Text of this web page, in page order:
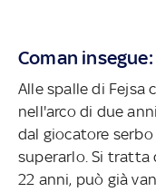
Coman
Alle spalle di Fejsa
nell'arco di due
dal giocatore
superarlo. Si tratta
22 anni, può già